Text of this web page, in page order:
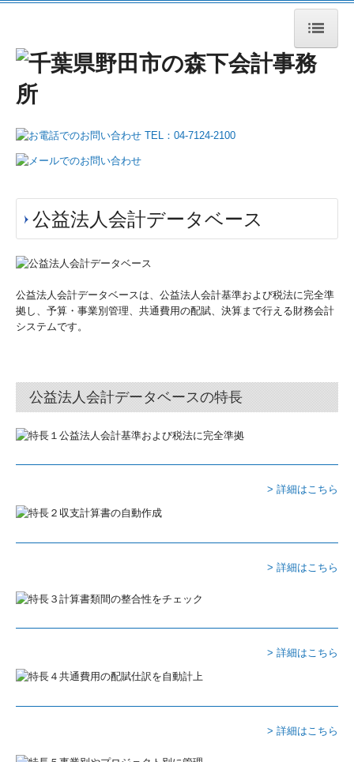
HOME
業務案内
税務・会計
企業のDX化支援
医療関係の皆様へ
社会福祉法人の皆様へ
事務所通信
採用情報
データで見る森下会計
募集要項
お問い合わせ
公益法人会計データベース
公益法人会計データベースは、公益法人会計基準および税法に完全準
拠し、予算・事業別管理、共通費用の配賦、決算まで行える財務会計
システムです。
公益法人会計データベースの特長
> 詳細はこちら
> 詳細はこちら
> 詳細はこちら
> 詳細はこちら